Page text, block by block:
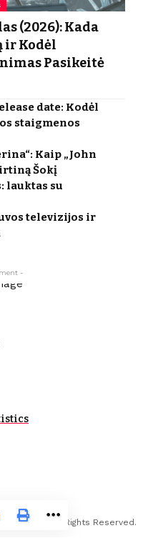
(2026): Kada
ir Kodėl
Pasikeitė
date: Kodėl
staigmenos
Kaip „John
Šokį
lauktas su
televizijos ir
-
Company. All Rights Reserved.